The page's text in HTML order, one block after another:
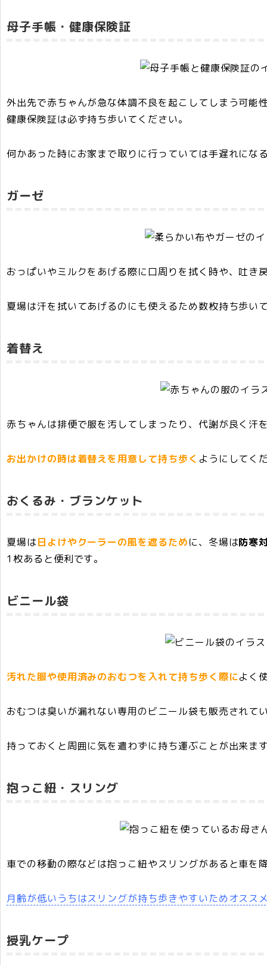
母子手帳・健康保険証
外出先で赤ちゃんが急な体調不良を起こしてしまう可能
健康保険証は必ず持ち歩いてください。
何かあった時にお家まで取りに行っていては手遅れにな
ガーゼ
おっぱいやミルクをあげる際に口周りを拭く時や、吐き
夏場は汗を拭いてあげるのにも使えるため数枚持ち歩い
着替え
赤ちゃんは排便で服を汚してしまったり、代謝が良く汗
お出かけの時は着替えを用意して持ち歩く ようにしてく
おくるみ・ブランケット
夏場は日よけやクーラーの風を遮るために、冬場は防寒
1枚あると便利です。
ビニール袋
汚れた服や使用済みのおむつを入れて持ち歩く際によく
おむつは臭いが漏れない専用のビニール袋も販売されて
持っておくと周囲に気を遣わずに持ち運ぶことが出来ま
抱っこ紐・スリング
車での移動の際などは抱っこ紐やスリングがあると車を
月齢が低いうちはスリングが持ち歩きやすいためオスス
授乳ケープ